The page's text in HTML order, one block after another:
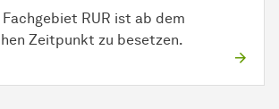
Fachgebiet RUR ist ab dem
Zeitpunkt zu besetzen.